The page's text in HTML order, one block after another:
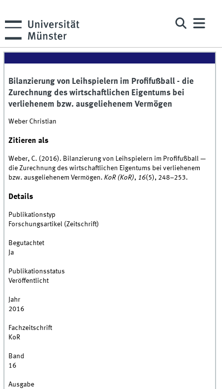
Bilanzierung von Leihspielern im Profifußball - die
Zurechnung des wirtschaftlichen Eigentums bei
verliehenem bzw. ausgeliehenem Vermögen
Weber Christian
Zitieren als
Weber, C. (2016). Bilanzierung von Leihspielern im Profifußball —
die Zurechnung des wirtschaftlichen Eigentums bei verliehenem
bzw. ausgeliehenem Vermögen.KoR (KoR), 16(5), 248–253.
Details
Publikationstyp
Forschungsartikel (Zeitschrift)
Begutachtet
Ja
Publikationsstatus
Veröffentlicht
Jahr
2016
Fachzeitschrift
KoR
Band
16
Ausgabe